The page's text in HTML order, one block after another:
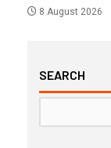
8 August 2026
SEARCH